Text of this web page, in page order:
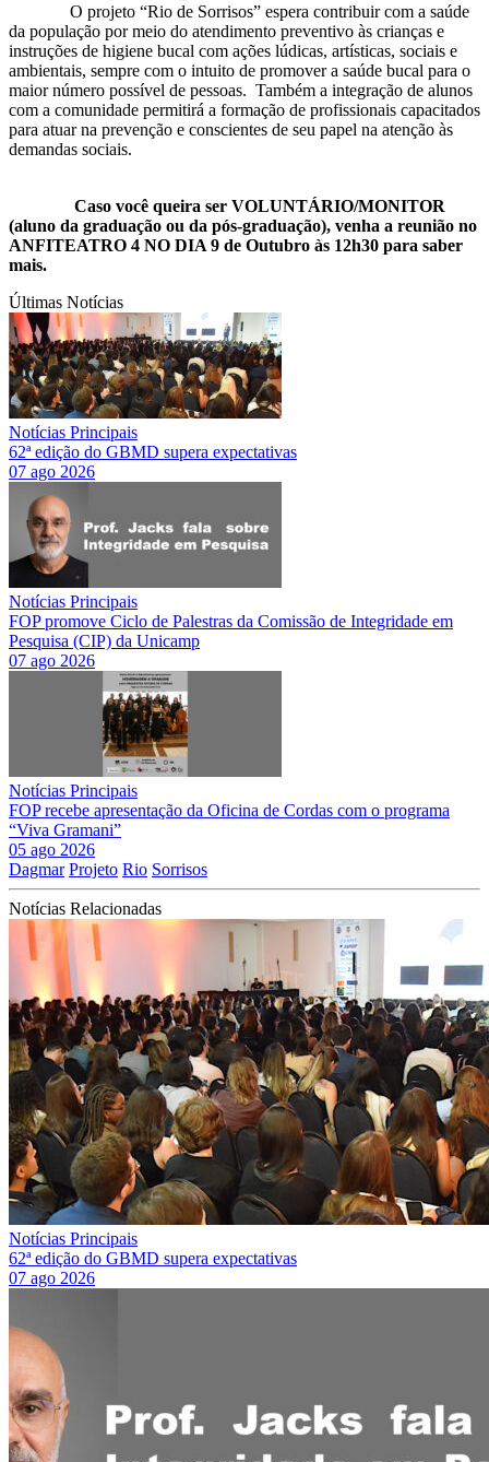
O projeto “Rio de Sorrisos” espera contribuir com a saúde
da população por meio do atendimento preventivo às crianças e
instruções de higiene bucal com ações lúdicas, artísticas, sociais e
ambientais, sempre com o intuito de promover a saúde bucal para o
maior número possível de pessoas. Também a integração de alunos
com a comunidade permitirá a formação de profissionais capacitados
para atuar na prevenção e conscientes de seu papel na atenção às
demandas sociais.
Caso você queira ser VOLUNTÁRIO/MONITOR
(aluno da graduação ou da pós-graduação), venha a reunião no
ANFITEATRO 4 NO DIA 9 de Outubro às 12h30 para saber
mais.
Últimas Notícias
Notícias Principais
62ª edição do GBMD supera expectativas
07 ago 2026
Notícias Principais
FOP promove Ciclo de Palestras da Comissão de Integridade em
Pesquisa (CIP) da Unicamp
07 ago 2026
Notícias Principais
FOP recebe apresentação da Oficina de Cordas com o programa
“Viva Gramani”
05 ago 2026
Dagmar Projeto Rio Sorrisos
Notícias Relacionadas
Notícias Principais
62ª edição do GBMD supera expectativas
07 ago 2026